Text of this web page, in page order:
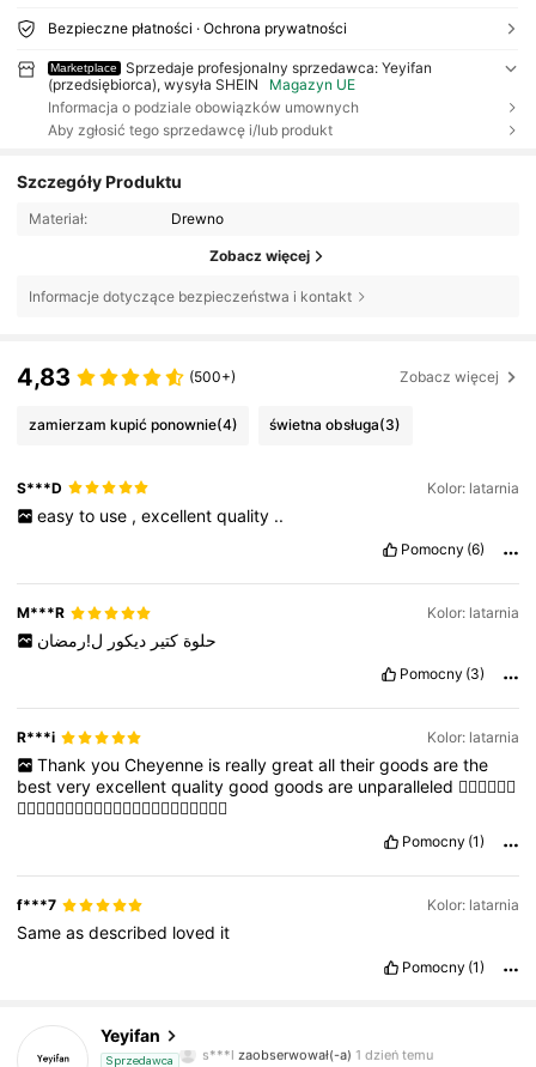
Bezpieczne płatności · Ochrona prywatności
Marketplace
Sprzedaje profesjonalny sprzedawca: Yeyifan
(przedsiębiorca), wysyła SHEIN
Magazyn UE
Informacja o podziale obowiązków umownych
Aby zgłosić tego sprzedawcę i/lub produkt
Szczegóły Produktu
Materiał: Drewno
Zobacz więcej
Informacje dotyczące bezpieczeństwa i kontakt
4,83 (500+) Zobacz więcej
zamierzam kupić ponownie(4) świetna obsługa(3)
S***D Kolor: latarnia
easy to use , excellent quality ..
Pomocny (6)
M***R Kolor: latarnia
حلوةكتيرديكور ل!رمضان
Pomocny (3)
R***i Kolor: latarnia
Thank you Cheyenne is really great all their goods are the
bestveryexcellentqualitygoodgoodsare unparalleled 👍🏻👌🏻👍🏻
👌🏻👍🏻👌🏻👍🏻👌🏻👍🏻👌🏻👍🏻👌🏻👌🏻👌🏻
Pomocny (1)
f***7 Kolor: latarnia
Sameasdescribed loved it
Pomocny (1)
Yeyifan
Sprzedawca
4,86
4,86
140 Obserwujący